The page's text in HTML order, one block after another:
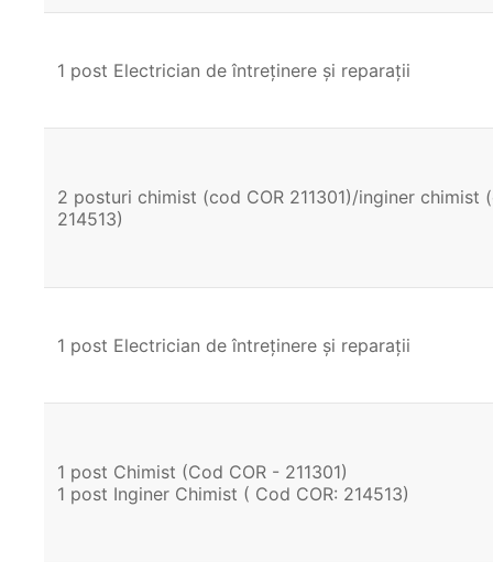
1 post Electrician de întreținere și reparații
2 posturi chimist (cod COR 211301)/inginer chimist
214513)
1 post Electrician de întreținere și reparații
1 post Chimist (Cod COR - 211301)
1 post Inginer Chimist ( Cod COR: 214513)